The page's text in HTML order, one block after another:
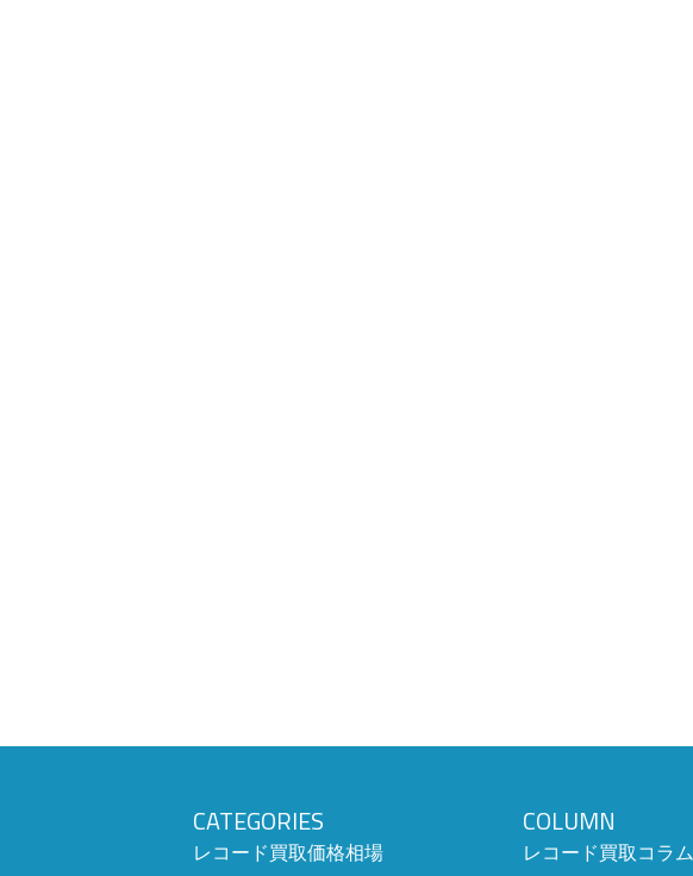
CATEGORIES
レコード買取価格相場
COLUMN
レコード買取コラム